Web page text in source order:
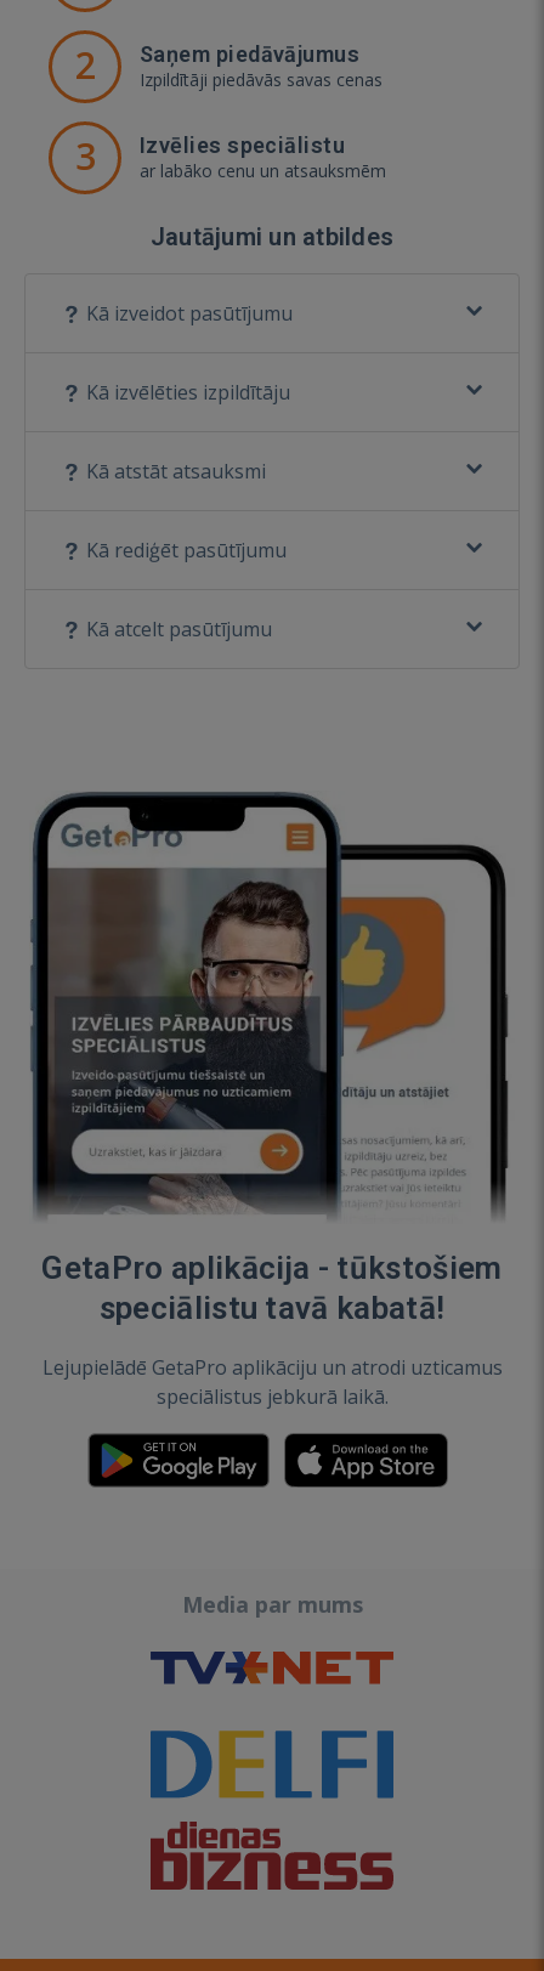
2 Saņem piedāvājumus
Izpildītāji piedāvās savas cenas
3 Izvēlies speciālistu
ar labāko cenu un atsauksmēm
Jautājumi un atbildes
Kā izveidot pasūtījumu
Kā izvēlēties izpildītāju
Kā atstāt atsauksmi
Kā rediģēt pasūtījumu
Kā atcelt pasūtījumu
GetaPro aplikācija - tūkstošiem
speciālistu tavā kabatā!
Lejupielādē GetaPro aplikāciju un atrodi uzticamus
speciālistus jebkurā laikā.
Media par mums